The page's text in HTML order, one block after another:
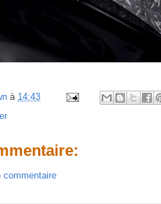
à 14:43
commentaire